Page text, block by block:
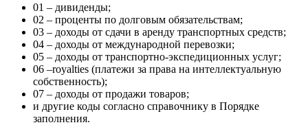
01 – дивиденды;
02 – проценты по долговым обязательствам;
03 – доходы от сдачи в аренду транспортных средств;
04 – доходы от международной перевозки;
05 – доходы от транспортно-экспедиционных услуг;
06 –royalties (платежи за права на интеллектуальную
собственность);
07 – доходы от продажи товаров;
и другие коды согласно справочнику в Порядке
заполнения.